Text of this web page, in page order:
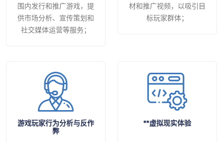
围内发行和推广游戏，提
供市场分析、宣传策划和
社交媒体运营等服务；
材和推广视频，以吸引目
标玩家群体；
游戏玩家行为分析与反作
弊
**虚拟现实体验